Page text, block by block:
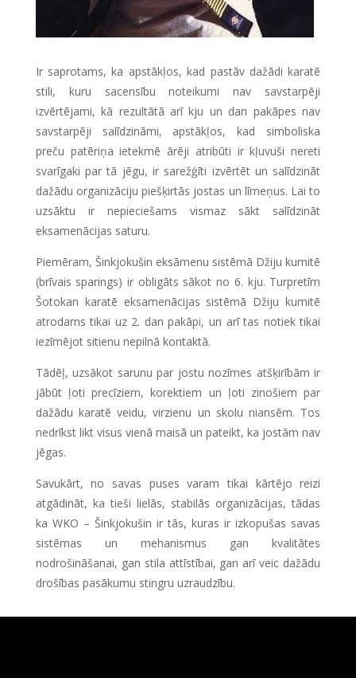
Ir saprotams, ka apstākļos, kad pastāv dažādi karatē
stili, kuru sacensību noteikumi nav savstarpēji
izvērtējami, kā rezultātā arī kju un dan pakāpes nav
savstarpēji salīdzināmi, apstākļos, kad simboliska
preču patēriņa ietekmē ārēji atribūti ir kļuvuši nereti
svarīgaki par tā jēgu, ir sarežģīti izvērtēt un salīdzināt
dažādu organizāciju piešķirtās jostas un līmeņus. Lai to
uzsāktu ir nepieciešams vismaz sākt salīdzināt
eksamenācijas saturu.
Piemēram, Šinkjokušin eksāmenu sistēmā Džiju kumitē
(brīvais sparings) ir obligāts sākot no 6. kju. Turpretīm
Šotokan karatē eksamenācijas sistēmā Džiju kumitē
atrodams tikai uz 2. dan pakāpi, un arī tas notiek tikai
iezīmējot sitienu nepilnā kontaktā.
Tādēļ, uzsākot sarunu par jostu nozīmes atšķirībām ir
jābūt ļoti precīziem, korektiem un ļoti zinošiem par
dažādu karatē veidu, virzienu un skolu niansēm. Tos
nedrīkst likt visus vienā maisā un pateikt, ka jostām nav
jēgas.
Savukārt, no savas puses varam tikai kārtējo reizi
atgādināt, ka tieši lielās, stabilās organizācijas, tādas
ka WKO – Šinkjokušin ir tās, kuras ir izkopušas savas
sistēmas un mehanismus gan kvalitātes
nodrošināšanai, gan stila attīstībai, gan arī veic dažādu
drošības pasākumu stingru uzraudzību.